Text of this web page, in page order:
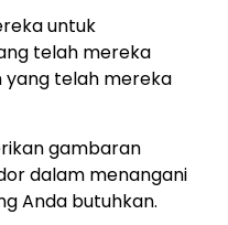
untuk
telah mereka
yang telah mereka
gambaran
dalam menangani
Anda butuhkan.